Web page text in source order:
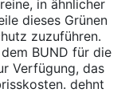
in ähnlicher
dieses Grünen
zuzuführen.
BUND für die
Verfügung, das
dehnt